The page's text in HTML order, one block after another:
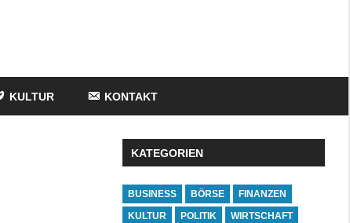
KULTUR KONTAKT
KATEGORIEN
BUSINESS BÖRSE FINANZEN
KULTUR POLITIK WIRTSCHAFT